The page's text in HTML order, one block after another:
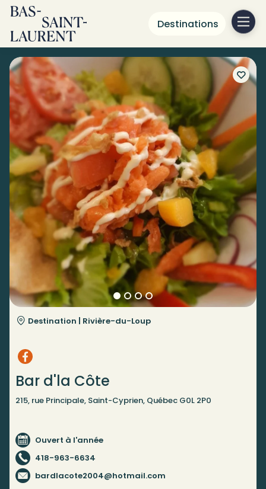
Destinations
Destination | Rivière-du-Loup
Bar d'la Côte
215, rue Principale, Saint-Cyprien, Québec G0L 2P0
Ouvert à l'année
418-963-6634
bardlacote2004@hotmail.com